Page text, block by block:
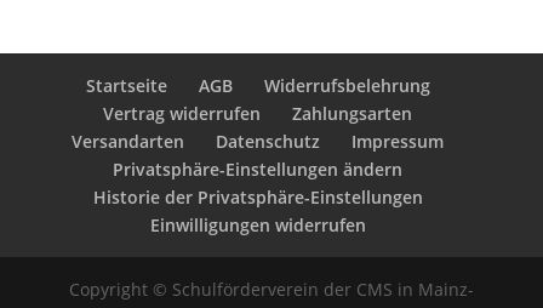
Startseite AGB
Widerrufsbelehrung
Vertrag widerrufen
Zahlungsarten
Versandarten
Datenschutz
Impressum
Privatsphäre-Einstellungen ändern
Historie der Privatsphäre-Einstellungen
Einwilligungen widerrufen
Copyright © Schulförderverein der CMS in Mainz-